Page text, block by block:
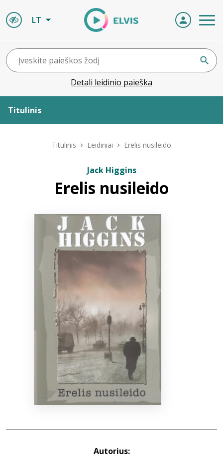
LT
Detali leidinio paieška
Titulinis
ELVIS atvyksta
Bibliotekoms
Titulinis Leidiniai Erelis nusileido
Jack Higgins
Erelis nusileido
Autorius: